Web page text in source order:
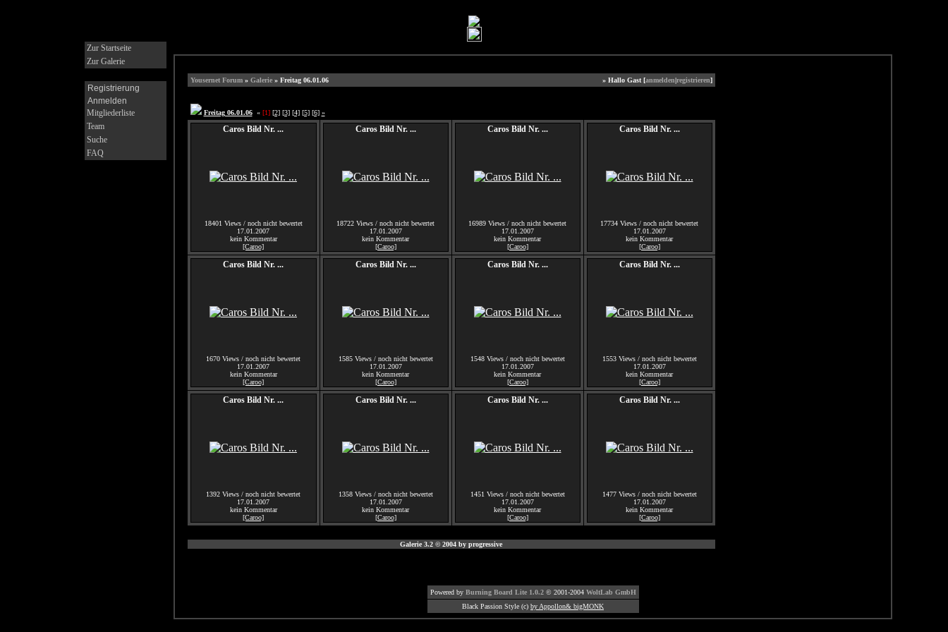
Zur Startseite
Zur Galerie
Registrierung
Anmelden
Mitgliederliste
Team
Suche
FAQ
Yousernet Forum» Galerie» Freitag 06.01.06 » Hallo Gast [anmelden|registrieren]
Freitag 06.01.06 « [1] [2] [3] [4] [5] [6] »
Caros Bild Nr. ...
18401 Views / noch nicht bewertet
17.01.2007
kein Kommentar
[Caroo]
Caros Bild Nr. ...
18722 Views / noch nicht bewertet
17.01.2007
kein Kommentar
[Caroo]
Caros Bild Nr. ...
16989 Views / noch nicht bewertet
17.01.2007
kein Kommentar
[Caroo]
Caros Bild Nr. ...
17734 Views / noch nicht bewertet
17.01.2007
kein Kommentar
[Caroo]
Caros Bild Nr. ...
1670 Views / noch nicht bewertet
17.01.2007
kein Kommentar
[Caroo]
Caros Bild Nr. ...
1585 Views / noch nicht bewertet
17.01.2007
kein Kommentar
[Caroo]
Caros Bild Nr. ...
1548 Views / noch nicht bewertet
17.01.2007
kein Kommentar
[Caroo]
Caros Bild Nr. ...
1553 Views / noch nicht bewertet
17.01.2007
kein Kommentar
[Caroo]
Caros Bild Nr. ...
1392 Views / noch nicht bewertet
17.01.2007
kein Kommentar
[Caroo]
Caros Bild Nr. ...
1358 Views / noch nicht bewertet
17.01.2007
kein Kommentar
[Caroo]
Caros Bild Nr. ...
1451 Views / noch nicht bewertet
17.01.2007
kein Kommentar
[Caroo]
Caros Bild Nr. ...
1477 Views / noch nicht bewertet
17.01.2007
kein Kommentar
[Caroo]
Galerie 3.2 © 2004 by progressive
Powered by Burning Board Lite 1.0.2© 2001-2004 WoltLab GmbH
Black Passion Style (c) by Appollon& bigMONK